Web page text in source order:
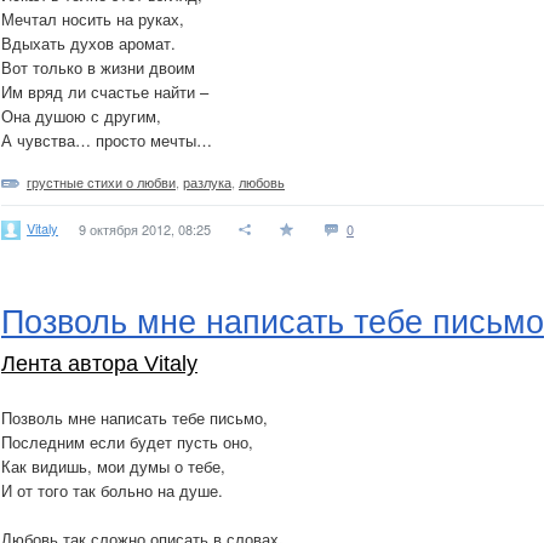
Мечтал носить на руках,
Вдыхать духов аромат.
Вот только в жизни двоим
Им вряд ли счастье найти –
Она душою с другим,
А чувства… просто мечты…
грустные стихи о любви разлука любовь
Vitaly 9 октября 2012, 08:25 0
Позволь мне написать тебе письмо
Лента автора Vitaly
Позволь мне написать тебе письмо,
Последним если будет пусть оно,
Как видишь, мои думы о тебе,
И от того так больно на душе.